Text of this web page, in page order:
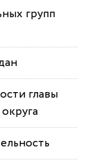
групп
главы